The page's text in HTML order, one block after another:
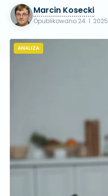
Marcin Kosecki
Opublikowano 24. 1. 2025
ANALIZA